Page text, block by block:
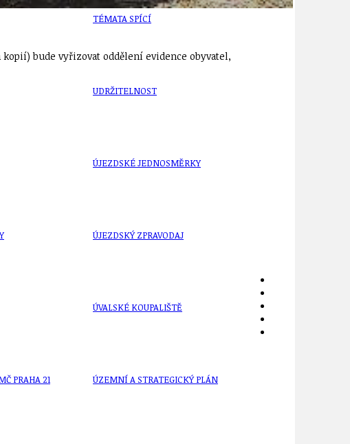
PRAHA 21
TÉMATA SPÍCÍ
UDRŽITELNOST
ÚJEZDSKÉ JEDNOSMĚRKY
ÚJEZDSKÝ ZPRAVODAJ
ÚVALSKÉ KOUPALIŠTĚ
ÚZEMNÍ A STRATEGICKÝ PLÁN
bude vyřizovat oddělení evidence obyvatel,